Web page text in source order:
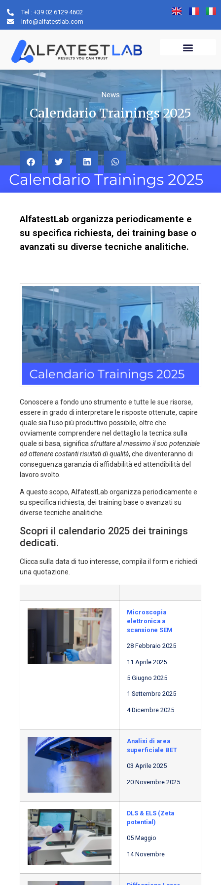
Tel : +39 02 6129 4602
Info@alfatestlab.com
News
Calendario Trainings 2025
AlfatestLab organizza periodicamente e
su specifica richiesta, dei training base o
avanzati su diverse tecniche analitiche.
Conoscere a fondo uno strumento e tutte le sue risorse,
essere in grado di interpretare le risposte ottenute, capire
quale sia l’uso più produttivo possibile, oltre che
ovviamente comprendere nel dettaglio la tecnica sulla
quale si basa, significa sfruttare al massimo il suo potenziale
ed ottenere costanti risultati di qualità, che diventeranno di
conseguenza garanzia di affidabilità ed attendibilità del
lavoro svolto.
A questo scopo, AlfatestLab organizza periodicamente e
su specifica richiesta, dei training base o avanzati su
diverse tecniche analitiche.
Scopri il calendario 2025 dei trainings
dedicati.
Clicca sulla data di tuo interesse, compila il form e richiedi
una quotazione.
Microscopia
elettronica a
scansione SEM
28 Febbraio 2025
11 Aprile 2025
5 Giugno 2025
1 Settembre 2025
4 Dicembre 2025
Analisi di area
superficiale BET
03 Aprile 2025
20 Novembre 2025
DLS & ELS (Zeta
potential)
05 Maggio
14 Novembre